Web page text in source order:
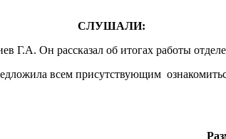
СЛУШАЛИ:
Г.А. Он рассказал об итогах работы
всем присутствующим